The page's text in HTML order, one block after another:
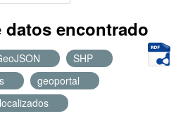
encontrado
SHP
geoportal